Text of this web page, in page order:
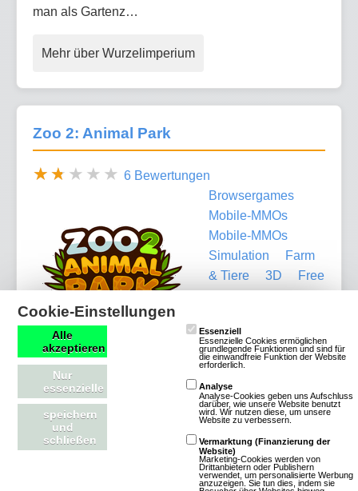
man als Gartenz…
Mehr über Wurzelimperium
Zoo 2: Animal Park
6 Bewertungen
Browsergames
Mobile-MMOs
Mobile-MMOs
Simulation
Farm
& Tiere
3D
Free
Fantastische
Tierwelten im
Browser und als
App Erlebe Zoo 2: Animal Park! Manage deinen
eigenen Tierpark. Hol‘ dir exotische, wilde und
wirklich süße Tiere in dein Browsergame oder aufs
Handy. Spiele kostenlos mit! Lass dich verzaubern
von diesem wundervollen Zoo-Spiel, verfügbar als
Cookie-Einstellungen
Alle
akzeptieren
Nur
essenzielle
speichern
und
schließen
Essenziell
Essenzielle Cookies ermöglichen
grundlegende Funktionen und sind für
die einwandfreie Funktion der Website
erforderlich.
Analyse
Analyse-Cookies geben uns Aufschluss
darüber, wie unsere Website benutzt
wird. Wir nutzen diese, um unsere
Website zu verbessern.
Vermarktung (Finanzierung der
Website)
Marketing-Cookies werden von
Drittanbietern oder Publishern
verwendet, um personalisierte Werbung
anzuzeigen. Sie tun dies, indem sie